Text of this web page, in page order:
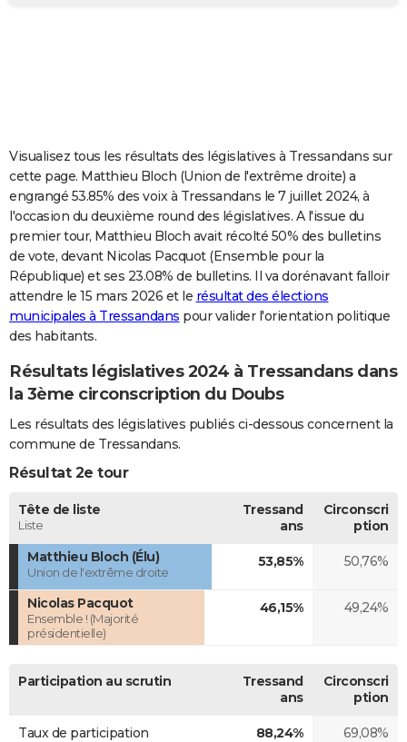
Carte de Noël
Carte Bonne année
Carte Saint-Valentin
Carte Pâques
Carte d'anniversaire
DICTIONNAIRE
Dictionnaire
Biographies
Citations
Expressions
Proverbes
PROGRAMME TV
COPAINS D'AVANT
S'inscrire
Se connecter
Lycées
Collèges
Primaires
Universités
Entreprises
Service militaire
Avis de recherche
AVIS DE DÉCÈS
FORUM
Visualisez tous les résultats des législatives à Tressandans sur
cette page. Matthieu Bloch (Union de l'extrême droite) a
engrangé 53.85% des voix à Tressandans le 7 juillet 2024, à
l'occasion du deuxième round des législatives. A l'issue du
premier tour, Matthieu Bloch avait récolté 50% des bulletins
de vote, devant Nicolas Pacquot (Ensemble pour la
République) et ses 23.08% de bulletins. Il va dorénavant falloir
attendre le 15 mars 2026 et le résultat des élections
municipales à Tressandans pour valider l'orientation politique
des habitants.
Résultats législatives 2024 à Tressandans dans
la 3ème circonscription du Doubs
Les résultats des législatives publiés ci-dessous concernent la
commune de Tressandans.
Résultat 2e tour
Tête de liste
Liste
Tressand
ans
Circonscri
ption
Matthieu Bloch (Élu)
Union de l'extrême droite
53,85% 50,76%
Nicolas Pacquot
Ensemble ! (Majorité
présidentielle)
46,15% 49,24%
Participation au scrutin
Tressand
ans
Circonscri
ption
Taux de participation 88,24% 69,08%